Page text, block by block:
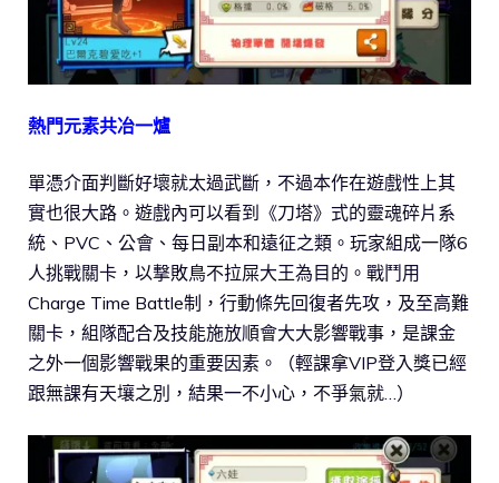
熱門元素共冶一爐
單憑介面判斷好壞就太過武斷，不過本作在遊戲性上其
實也很大路。遊戲內可以看到《刀塔》式的靈魂碎片系
統、PVC、公會、每日副本和遠征之類。玩家組成一隊6
人挑戰關卡，以撃敗鳥不拉屎大王為目的。戰鬥用
Charge Time Battle制，行動條先回復者先攻，及至高難
關卡，組隊配合及技能施放順會大大影響戰事，是課金
之外一個影響戰果的重要因素。（輕課拿VIP登入獎已經
跟無課有天壤之別，結果一不小心，不爭氣就…）